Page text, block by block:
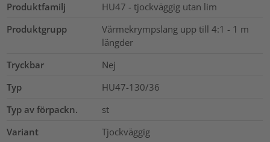
Produktfamilj
HU47 - tjockväggig utan lim
Produktgrupp
Värmekrympslang upp till 4:1 - 1 m
längder
Tryckbar
Nej
Typ
HU47-130/36
Typ av förpackn.
st
Variant
Tjockväggig